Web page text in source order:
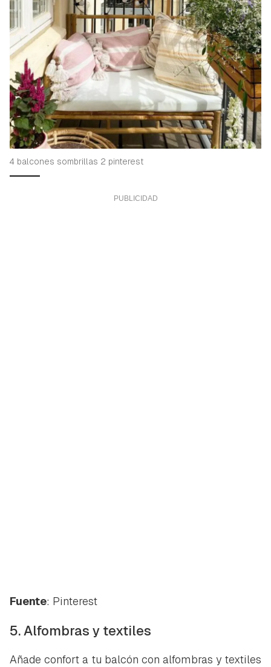
iniciar sesión con tu cuenta de Hogarmanía.
INICIAR SESIÓN CANCELAR
4 balcones sombrillas 2 pinterest
Fuente: Pinterest
5. Alfombras y textiles
Añade confort a tu balcón con alfombras y textiles
ACEPTAR